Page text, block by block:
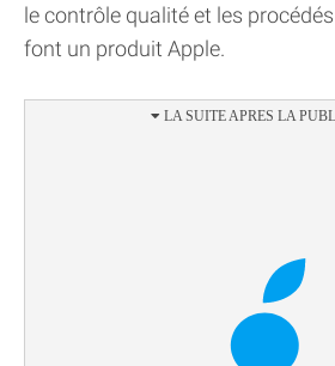
le contrôle qualité et les
font un produit Apple.